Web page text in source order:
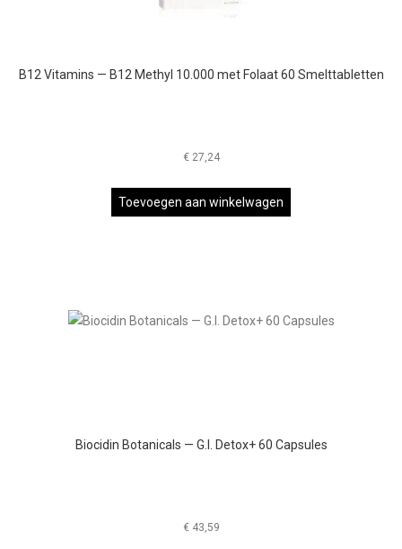
B12 Vitamins — B12 Methyl 10.000 met Folaat 60 Smelttabletten
€27,24
Toevoegen aan winkelwagen
Biocidin Botanicals — G.I. Detox+ 60 Capsules
€43,59